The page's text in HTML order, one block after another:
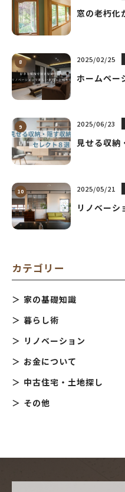
窓の老朽化
2025/02/25
ホームペー
2025/06/23
見せる収納
2025/05/21
リノベーシ
カテゴリー
家の基礎知識
暮らし術
リノベーション
お金について
中古住宅・土地探し
その他